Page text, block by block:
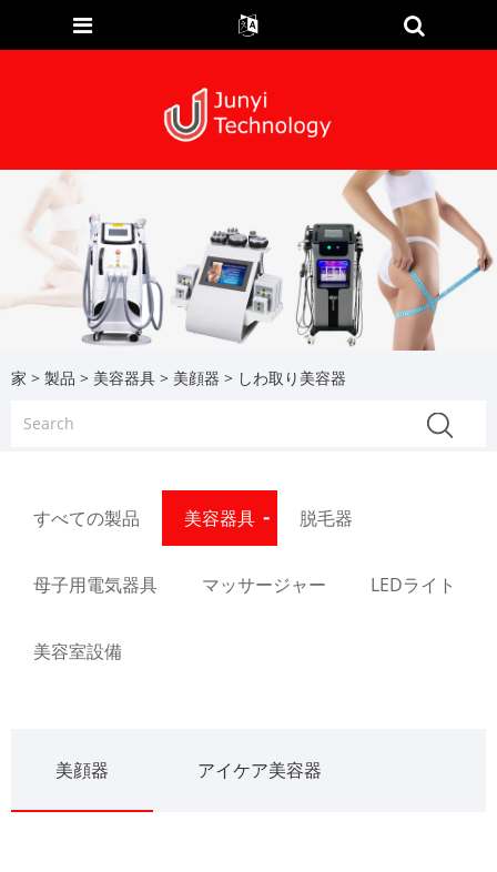
家 > 製品 > 美容器具 > 美顔器 > しわ取り美容器
すべての製品 美容器具 脱毛器
母子用電気器具 マッサージャー LEDライト
美容室設備
美顔器 アイケア美容器